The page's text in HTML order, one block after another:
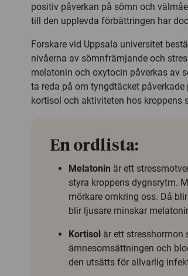
positiv påverkan på sömn och
till den upplevda förbättringen har
Forskare vid Uppsala universitet
nivåerna av sömnfrämjande och
melatonin och oxytocin påverkas av
ta reda på om tyngdtäcket
kortisol och aktiviteten hos kroppens
En ordlista:
Melatonin är ett
styra kroppens dygnsrytm.
mörkare omkring oss. Då
blir ljusare minskar
Kortisol är ett stresshormon
ämnesomsättningen och
den utsätts för allvarlig